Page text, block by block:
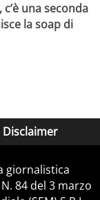
una seconda
la soap di
Disclaimer
giornalistica
84 del 3 marzo